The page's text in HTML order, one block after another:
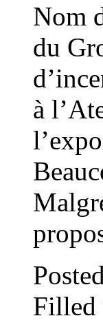
Nom
du
à
Filled